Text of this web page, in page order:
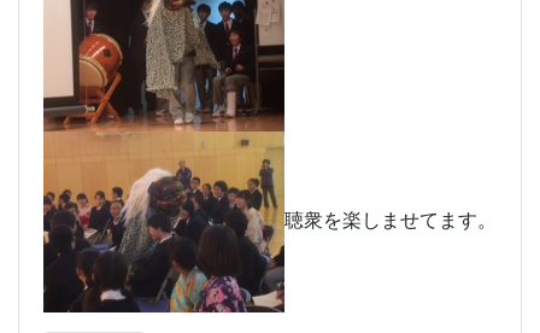
聴衆を楽しませてます。